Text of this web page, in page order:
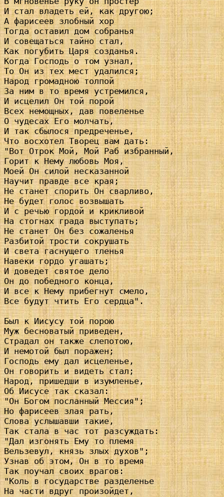
И стал владеть ей, как другою;
А фарисеев злобный хор
Тогда оставил дом собранья
И совещаться тайно стал,
Как погубить Царя созданья.
Когда Господь о том узнал,
То Он из тех мест удалился;
Народ громадною толпой
За ним в то время устремился,
И исцелил Он той порой
Всех немощных, дав повеленье
О чудесах Его молчать,
И так сбылося предреченье,
Что восхотел Творец вам дать:
"Вот Отрок Мой, Мой Раб избранный,
Горит к Нему любовь Моя,
Моей Он силой несказанной
Научит правде все края;
Не станет спорить Он сварливо,
Не будет голос возвышать
И с речью гордой и крикливой
На стогнах града выступать;
Не станет Он без сожаленья
Разбитой трости сокрушать
И света гаснущего тленья
Навеки гордо угашать;
И доведет святое дело
Он до победного конца,
И все к Нему прибегнут смело,
Все будут чтить Его сердца".
Был к Иисусу той порою
Муж бесноватый приведен,
Страдал он также слепотою,
И немотой был поражен;
Господь ему дал исцеленье,
Он говорить и видеть стал;
Народ, пришедши в изумленье,
Об Иисусе так сказал:
"Он Богом посланный Мессия";
Но фарисеев злая рать,
Слова услышавши такие,
Так стала в час тот разсуждать:
"Дал изгонять Ему то племя
Вельзевул, князь злых духов";
Узнав об этом, Он в то время
Так поучал своих врагов:
"Коль в государстве разделенье
На части вдруг произойдет,